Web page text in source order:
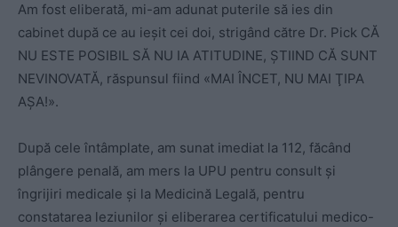
Am fost eliberată, mi-am adunat puterile să ies din
cabinet după ce au ieşit cei doi, strigând către Dr. Pick CĂ
NU ESTE POSIBIL SĂ NU IA ATITUDINE, ŞTIIND CĂ SUNT
NEVINOVATĂ, răspunsul fiind «MAI ÎNCET, NU MAI ŢIPA
AȘA!».
După cele întâmplate, am sunat imediat la 112, făcând
plângere penală, am mers la UPU pentru consult şi
îngrijiri medicale şi la Medicină Legală, pentru
constatarea leziunilor şi eliberarea certificatului medico-